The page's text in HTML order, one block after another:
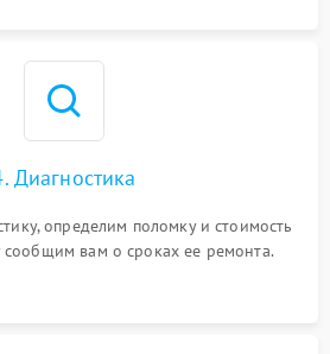
Диагностика
определим поломку и стоимость
сообщим вам о сроках ее ремонта.